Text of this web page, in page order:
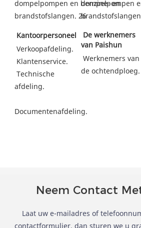
Kantoorpersoneel
Verkoopafdeling.
Klantenservice.
afdeling.
Documentenafdeling.
van Paishun
de ochtendploeg.
Neem Contact
Laat uw e-mailadres of
contactformulier, dan sturen we u